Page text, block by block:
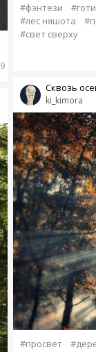
9
#фэнтези
#лес няшота
#свет сверху
ki_kimora
Сквозь
#просвет